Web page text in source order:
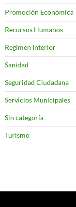
Promoción Económica
Recursos Humanos
Regimen Interior
Sanidad
Seguridad Ciudadana
Servicios Municipales
Sin categoría
Turismo